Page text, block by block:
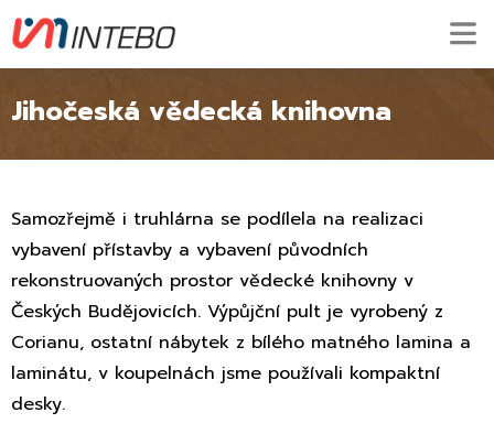
Jihočeská vědecká knihovna
Samozřejmě i truhlárna se podílela na realizaci
vybavení přístavby a vybavení původních
rekonstruovaných prostor vědecké knihovny v
Českých Budějovicích. Výpůjční pult je vyrobený z
Corianu, ostatní nábytek z bílého matného lamina a
laminátu, v koupelnách jsme používali kompaktní
desky.